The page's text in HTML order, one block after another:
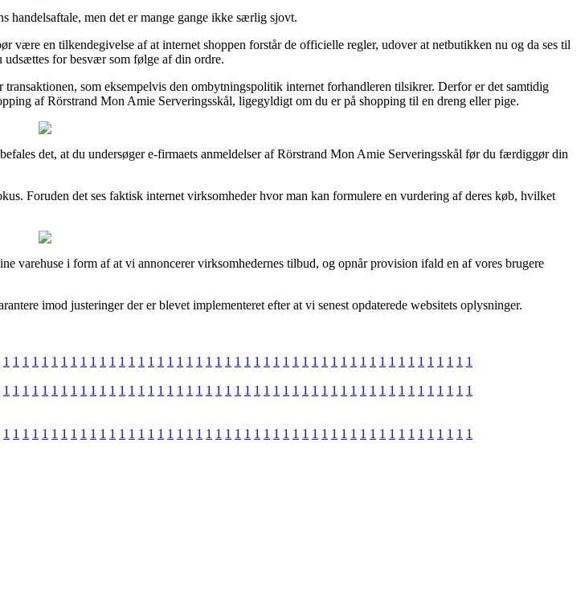
handelsaftale, men det er mange gange ikke særlig sjovt.
være en tilkendegivelse af at internet shoppen forstår de officielle regler, udover at netbutikken nu og da ses til
for besvær som følge af din ordre.
som eksempelvis den ombytningspolitik internet forhandleren tilsikrer. Derfor er det samtidig
af Rörstrand Mon Amie Serveringsskål, ligegyldigt om du er på shopping til en dreng eller pige.
det, at du undersøger e-firmaets anmeldelser af Rörstrand Mon Amie Serveringsskål før du færdiggør din
Foruden det ses faktisk internet virksomheder hvor man kan formulere en vurdering af deres køb, hvilket
varehuse i form af at vi annoncerer virksomhedernes tilbud, og opnår provision ifald en af vores brugere
imod justeringer der er blevet implementeret efter at vi senest opdaterede websitets oplysninger.
1 1 1 1 1 1 1 1 1 1 1 1 1 1 1 1 1 1 1 1 1 1 1 1 1 1 1 1 1 1 1 1 1 1 1 1 1 1 1 1 1 1 1 1 1 1 1 1 1
1 1 1 1 1 1 1 1 1 1 1 1 1 1 1 1 1 1 1 1 1 1 1 1 1 1 1 1 1 1 1 1 1 1 1 1 1 1 1 1 1 1 1 1 1 1 1 1 1
1 1 1 1 1 1 1 1 1 1 1 1 1 1 1 1 1 1 1 1 1 1 1 1 1 1 1 1 1 1 1 1 1 1 1 1 1 1 1 1 1 1 1 1 1 1 1 1 1